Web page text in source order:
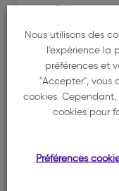
Cabinet
05 56 40
11-11 BIS
33000
Nous utilisons des
l'expérience la
préférences et
"Accepter", vous
cookies.
cookies pour
Préférences